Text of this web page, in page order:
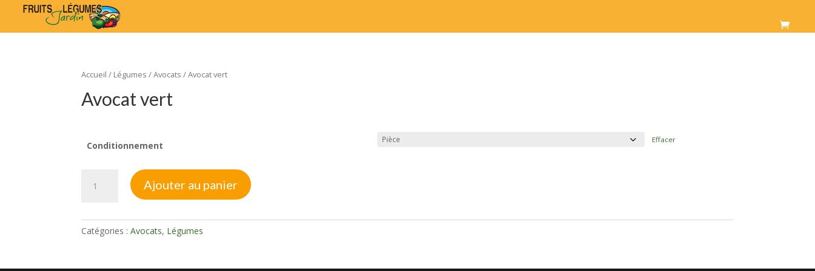
Accueil / Légumes /Avocats / Avocat vert
Avocat vert
Conditionnement
Effacer
vert
Ajouter au panier
Catégories :Avocats, Légumes